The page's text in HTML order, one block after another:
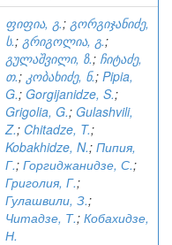
ფიფია, გ.; გორგიჯანიძე,
ს.; გრიგოლია, გ.;
გულაშვილი, ზ.; ჩიტაძე,
თ.; კობახიძე, ნ.; Pipia,
G.; Gorgijanidze, S.;
Grigolia, G.; Gulashvili,
Z.; Chitadze, T.;
Kobakhidze, N.; Пипия,
Г.; Горгиджанидзе, С.;
Григолия, Г.;
Гулашвили, З.;
Читадзе, Т.; Кобахидзе,
Н.